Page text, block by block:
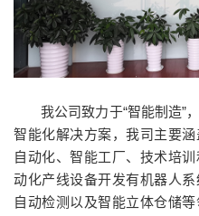
我公司致力于“智能制造”
智能化解决方案，我司主要
自动化、智能工厂、技术培
动化产线设备开发有机器人系
自动检测以及智能立体仓储